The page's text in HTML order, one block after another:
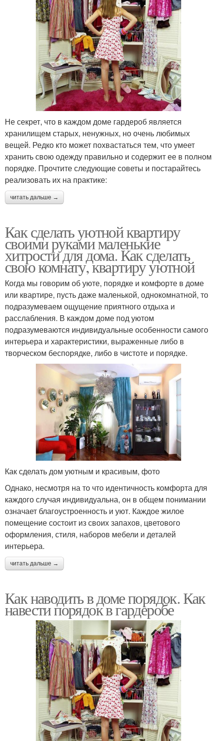
Не секрет, что в каждом доме гардероб является
хранилищем старых, ненужных, но очень любимых
вещей. Редко кто может похвастаться тем, что умеет
хранить свою одежду правильно и содержит ее в полном
порядке. Прочтите следующие советы и постарайтесь
реализовать их на практике:
читать дальше →
Как сделать уютной квартиру
своими руками маленькие
хитрости для дома. Как сделать
свою комнату, квартиру уютной
Когда мы говорим об уюте, порядке и комфорте в доме
или квартире, пусть даже маленькой, однокомнатной, то
подразумеваем ощущение приятного отдыха и
расслабления. В каждом доме под уютом
подразумеваются индивидуальные особенности самого
интерьера и характеристики, выраженные либо в
творческом беспорядке, либо в чистоте и порядке.
Как сделать дом уютным и красивым, фото
Однако, несмотря на то что идентичность комфорта для
каждого случая индивидуальна, он в общем понимании
означает благоустроенность и уют. Каждое жилое
помещение состоит из своих запахов, цветового
оформления, стиля, наборов мебели и деталей
интерьера.
читать дальше →
Как наводить в доме порядок. Как
навести порядок в гардеробе